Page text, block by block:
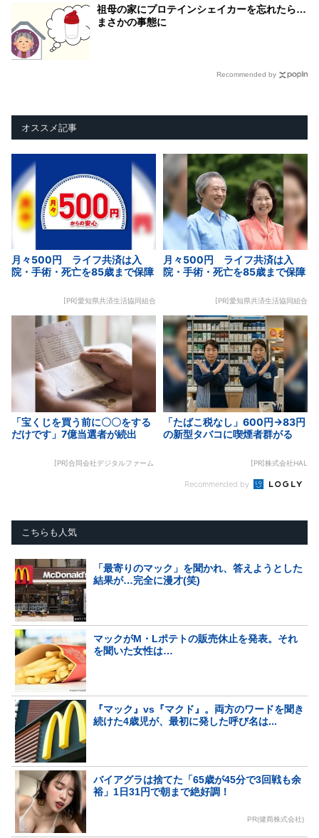
祖母の家にプロテインシェイカーを忘れたら…
まさかの事態に
Recommended by
オススメ記事
月々500円 ライフ共済は入
院・手術・死亡を85歳まで保障
[PR]愛知県共済生活協同組合
月々500円 ライフ共済は入
院・手術・死亡を85歳まで保障
[PR]愛知県共済生活協同組合
「宝くじを買う前に〇〇をする
だけです」7億当選者が続出
[PR]合同会社デジタルファーム
「たばこ税なし」600円→83円
の新型タバコに喫煙者群がる
[PR]株式会社HAL
Recommended by
こちらも人気
「最寄りのマック」を聞かれ、答えようとした
結果が…完全に漫才(笑)
マックがM・Lポテトの販売休止を発表。それ
を聞いた女性は…
『マック』vs『マクド』。両方のワードを聞き
続けた4歳児が、最初に発した呼び名は...
バイアグラは捨てた「65歳が45分で3回戦も余
裕」1日31円で朝まで絶好調！
PR(健商株式会社)